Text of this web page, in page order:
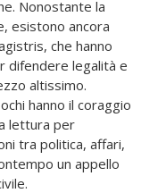
Nonostante la
esistono ancora
che hanno
difendere legalità e
altissimo.
hanno il coraggio
lettura per
tra politica, affari,
un appello